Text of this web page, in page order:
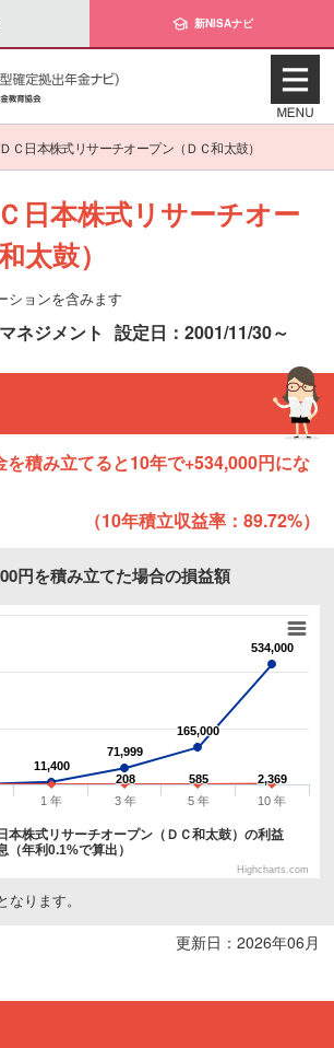
新NISAナビ
Ｃ日本株式リサーチオープン（ＤＣ和太鼓）
日本株式リサーチオー
太鼓）
ションを含みます
ネジメント 設定日：2001/11/30～
を積み立てると10年で+534,000円にな
（10年積立収益率：89.72%）
円を積み立てた場合の損益額
11,400
11,400
71,999
71,999
165,000
165,000
534,000
534,000
208
208 585
585 2,369
2,369
本株式リサーチオープン（ＤＣ和太鼓）の利益
（年利0.1%で算出）
1 年 3 年 5 年 10 年
Highcharts.com
ります。
更新日：2026年06月